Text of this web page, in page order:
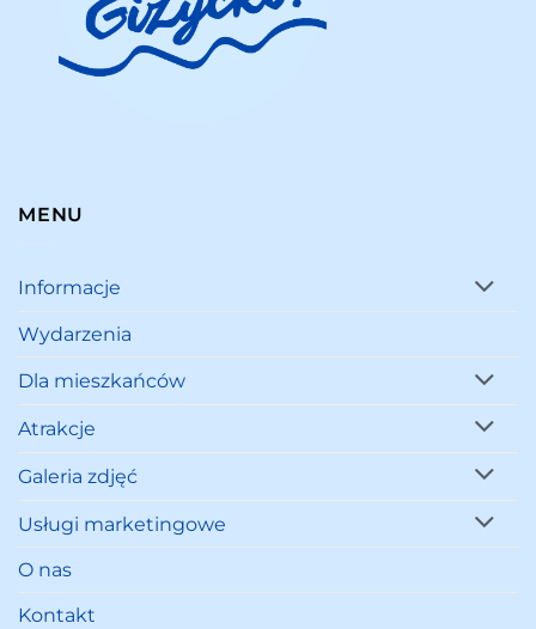
MENU
Informacje
Wydarzenia
Dla mieszkańców
Atrakcje
Galeria zdjęć
Usługi marketingowe
O nas
Kontakt